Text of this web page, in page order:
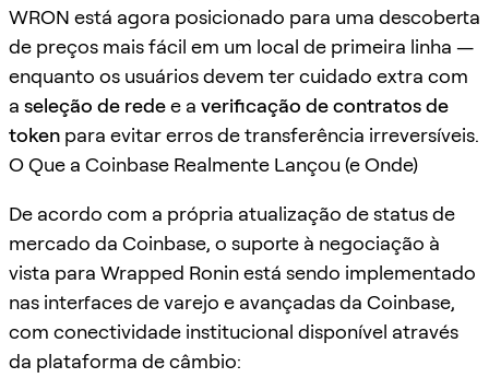
WRON está agora posicionado para uma descoberta
de preços mais fácil em um local de primeira linha —
enquanto os usuários devem ter cuidado extra com
a seleção de redee a verificação de contratos de
token para evitar erros de transferência irreversíveis.
O Que a Coinbase Realmente Lançou (e Onde)
De acordo com a própria atualização de status de
mercado da Coinbase, o suporte à negociação à
vista para Wrapped Ronin está sendo implementado
nas interfaces de varejo e avançadas da Coinbase,
com conectividade institucional disponível através
da plataforma de câmbio: